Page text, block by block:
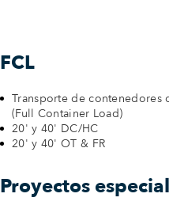
FCL
Transporte de contenedores
(Full Container Load)
20' y 40' DC/HC
20' y 40' OT & FR
Proyectos